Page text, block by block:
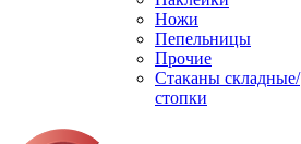
Ножи
Пепельницы
Прочие
Стаканы складные/
стопки